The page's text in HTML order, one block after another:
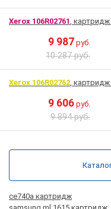
Xerox 106R02761, картридж
9 987 руб.
10 287 руб.
Xerox 106R02762, картридж
9 606 руб.
9 894 руб.
ce740a картридж